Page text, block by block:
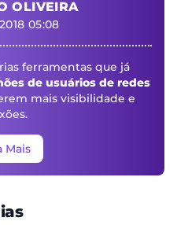
OLIVEIRA
05:08
ferramentas que já
de usuários de redes
mais visibilidade e
Mais